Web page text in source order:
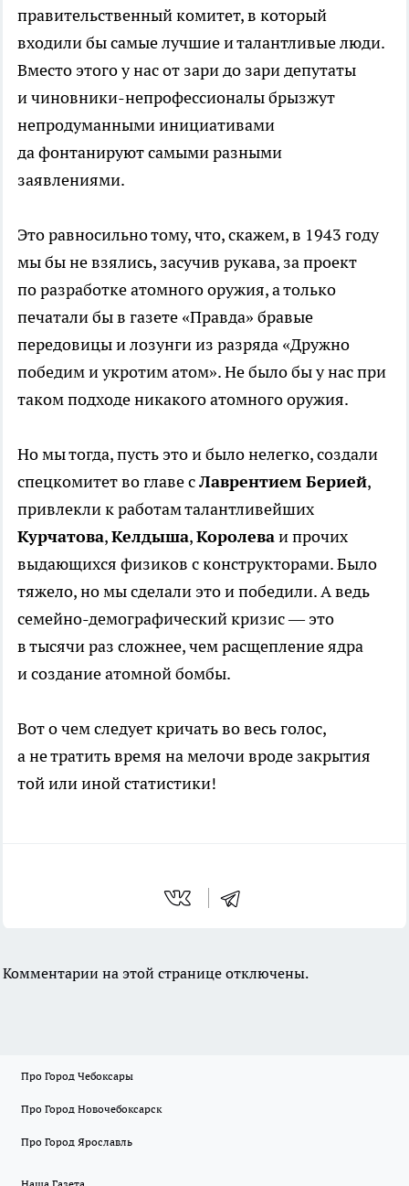
правительственный комитет, в который
входили бы самые лучшие и талантливые люди.
Вместо этого у нас от зари до зари депутаты
и чиновники-непрофессионалы брызжут
непродуманными инициативами
да фонтанируют самыми разными
заявлениями.
Это равносильно тому, что, скажем, в 1943 году
мы бы не взялись, засучив рукава, за проект
по разработке атомного оружия, а только
печатали бы в газете «Правда» бравые
передовицы и лозунги из разряда «Дружно
победим и укротим атом». Не было бы у нас при
таком подходе никакого атомного оружия.
Но мы тогда, пусть это и было нелегко, создали
спецкомитет во главе сЛаврентием Берией,
привлекли к работам талантливейших
Курчатова,Келдыша,Королеваи прочих
выдающихся физиков с конструкторами. Было
тяжело, но мы сделали это и победили. А ведь
семейно-демографический кризис — это
в тысячи раз сложнее, чем расщепление ядра
и создание атомной бомбы.
Вот о чем следует кричать во весь голос,
а не тратить время на мелочи вроде закрытия
той или иной статистики!
Комментарии на этой странице отключены.
Про Город Чебоксары
Про Город Новочебоксарск
Про Город Ярославль